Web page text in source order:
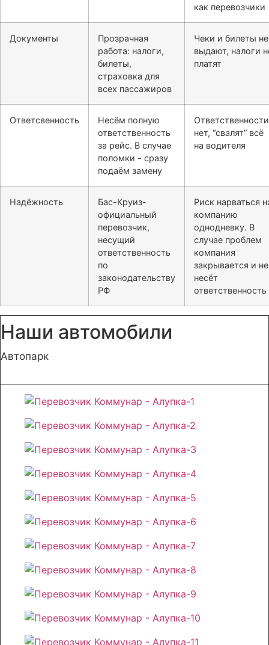
как перевозчики
Документы
Прозрачная
работа: налоги,
билеты,
страховка для
всех пассажиров
Чеки и билеты не
выдают, налоги
платят
Ответсвенность
Несём полную
ответственность
за рейс. В случае
поломки - сразу
подаём замену
Ответственности
нет, “свалят” всё
на водителя
Надёжность
Бас-Круиз-
официальный
перевозчик,
несущий
ответственность
по
законодательству
РФ
Риск нарваться
компанию
однодневку. В
случае проблем
компания
закрывается и не
несёт
ответственность
Наши автомобили
Автопарк